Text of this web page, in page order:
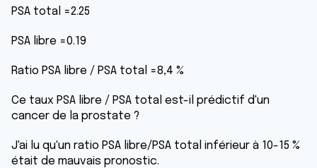
PSA total =2.25
PSA libre =0.19
Ratio PSA libre / PSA total =8,4 %
Ce taux PSA libre / PSA total est-il prédictif d'un
cancer de la prostate ?
J'ai lu qu'un ratio PSA libre/PSA total inférieur à 10-15 %
était de mauvais pronostic.